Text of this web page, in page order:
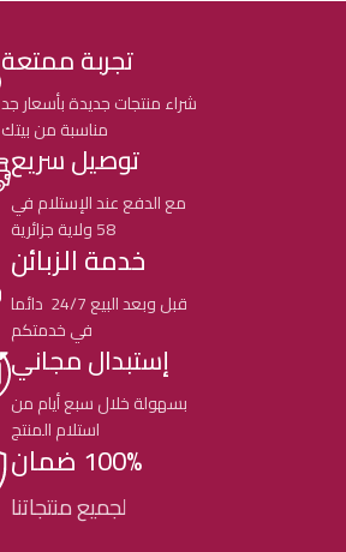
تجربة ممتعة
شراء منتجات جديدة بأسعار جد
مناسبة من بيتك
توصيل سريع
مع الدفع عند الإستلام في
58 ولاية جزائرية
خدمة الزبائن
قبل وبعد البيع 24/7 دائما
في خدمتكم
إستبدال مجاني
بسهولة خلال سبع أيام من
استلام المنتج
100% ضمان
لجميع منتجاتنا